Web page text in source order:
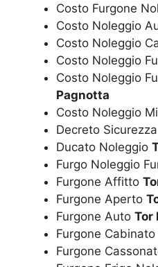
Costo Furgone
Costo Noleggio
Costo Noleggio
Costo Noleggio
Costo Noleggio
Pagnotta
Costo Noleggio
Decreto
Ducato Noleggio
Furgo Noleggio
Furgone Affitto
Furgone Aperto
Furgone Auto Tor
Furgone Cabinato
Furgone